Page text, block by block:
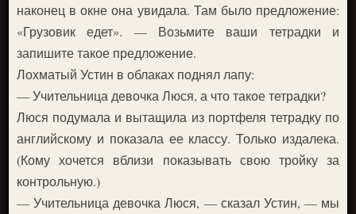
наконец в окне она увидала. Там было предложение:
«Грузовик едет». — Возьмите ваши тетрадки и
запишите такое предложение.
Лохматый Устин в облаках поднял лапу:
— Учительница девочка Люся, а что такое тетрадки?
Люся подумала и вытащила из портфеля тетрадку по
английскому и показала ее классу. Только издалека.
(Кому хочется вблизи показывать свою тройку за
контрольную.)
— Учительница девочка Люся, — сказал Устин, — мы